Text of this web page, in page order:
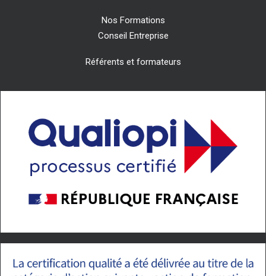
Nos Formations
Conseil Entreprise
Référents et formateurs